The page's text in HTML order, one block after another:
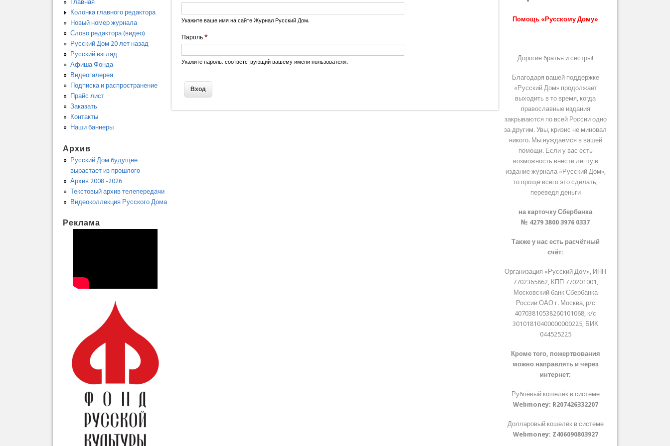
Укажите ваше имя на сайте Журнал Русский Дом.
Пароль*
Укажите пароль, соответствующий вашему имени пользователя.
Главная
Колонка главного редактора
Новый номер журнала
Слово редактора (видео)
Русский Дом 20 лет назад
Русский взгляд
Афиша Фонда
Видеогалерея
Подписка и распространение
Прайс лист
Заказать
Контакты
Наши баннеры
Архив
Русский Дом будущее
вырастает из прошлого
Архив 2008 -2026
Текстовый архив телепередачи
Видеоколлекция Русского Дома
Реклама
Помощь «Русскому Дому»
Дорогие братья и сестры!
Благодаря вашей поддержке
«Русский Дом» продолжает
выходить в то время, когда
православные издания
закрываются по всей России одно
за другим. Увы, кризис не миновал
никого. Мы нуждаемся в вашей
помощи. Если у вас есть
возможность внести лепту в
издание журнала «Русский Дом»,
то проще всего это сделать,
переведя деньги
на карточку Сбербанка
№ 4279 3800 3976 0337
Также у нас есть расчётный
счёт:
Организация «Русский Дом», ИНН
7702365862, КПП 770201001,
Московский банк Сбербанка
России ОАО г. Москва, р/с
40703810538260101068, к/с
30101810400000000225, БИК
044525225
Кроме того, пожертвования
можно направлять и через
интернет:
Рублёвый кошелёк в системе
Webmoney: R207426332207
Долларовый кошелёк в системе
Webmoney: Z406090803927